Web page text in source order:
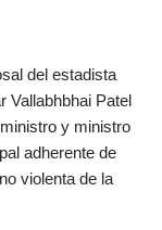
del estadista
Vallabhbhai Patel
y ministro
adherente de
violenta de la